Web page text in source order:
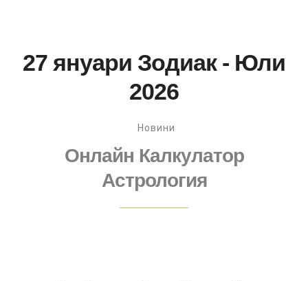
27 януари Зодиак - Юли
2026
Новини
Онлайн Калкулатор
Астрология